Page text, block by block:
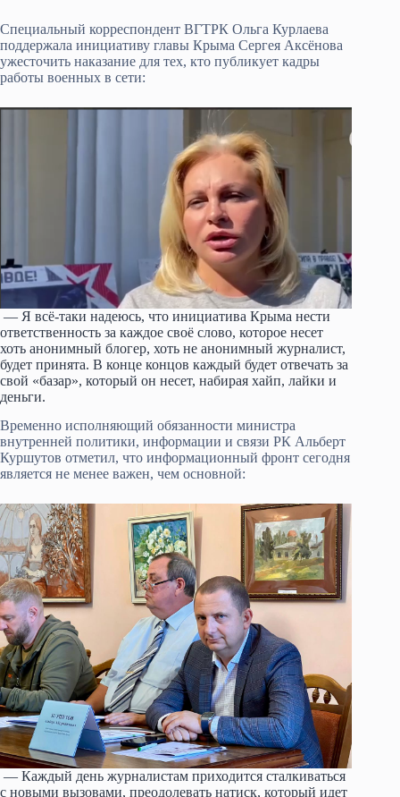
Специальный корреспондент ВГТРК Ольга Курлаева
поддержала инициативу главы Крыма Сергея Аксёнова
ужесточить наказание для тех, кто публикует кадры
работы военных в сети:
— Я всё-таки надеюсь, что инициатива Крыма нести
ответственность за каждое своё слово, которое несет
хоть анонимный блогер, хоть не анонимный журналист,
будет принята. В конце концов каждый будет отвечать за
свой «базар», который он несет, набирая хайп, лайки и
деньги.
Временно исполняющий обязанности министра
внутренней политики, информации и связи РК Альберт
Куршутов отметил, что информационный фронт сегодня
является не менее важен, чем основной:
— Каждый день журналистам приходится сталкиваться
с новыми вызовами, преодолевать натиск, который идет